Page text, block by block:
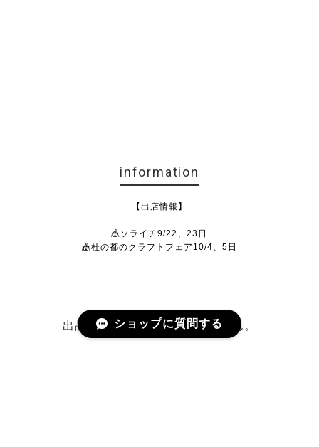
information
【出店情報】
🎪ソライチ9/22、23日
🎪杜の都のクラフトフェア10/4、5日
出品されている商品がありません。
ショップに質問する